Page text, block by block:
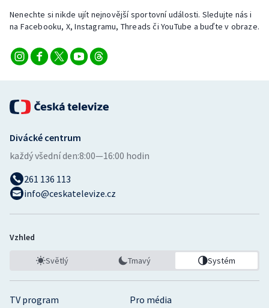
Nenechte si nikde ujít nejnovější sportovní události. Sledujte nás i
na Facebooku, X, Instagramu, Threads či YouTube a buďte v obraze.
TV program
Pro média
Divácké centrum
každý všední den:8:00—16:00 hodin
261 136 113
info@ceskatelevize.cz
Vzhled
Světlý Tmavý Systém